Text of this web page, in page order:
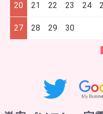
20 21 22 23 24
27 28 29 30